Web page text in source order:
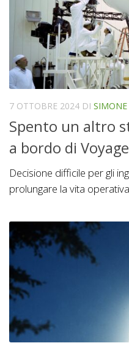
7 OTTOBRE 2024 DI
Spento un altro
a bordo di
Decisione difficile per gli
prolungare la vita